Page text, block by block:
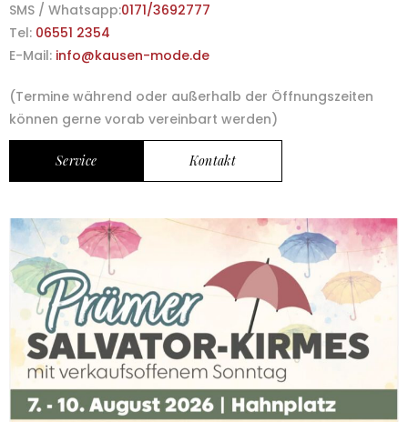
SMS / Whatsapp:0171/3692777
Tel: 06551 2354
E-Mail: info@kausen-mode.de
(Termine während oder außerhalb der Öffnungszeiten
können gerne vorab vereinbart werden)
Service Kontakt